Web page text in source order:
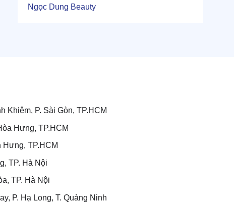
Ngọc Dung Beauty
Khiêm, P. Sài Gòn, TP.HCM
Hưng, TP.HCM
Hưng, TP.HCM
TP. Hà Nội
TP. Hà Nội
P. Hạ Long, T. Quảng Ninh